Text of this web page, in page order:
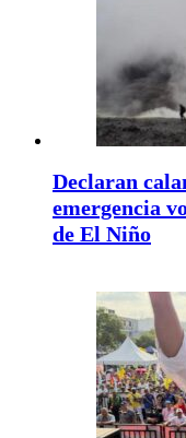
Declaran
emergencia
de El Niño